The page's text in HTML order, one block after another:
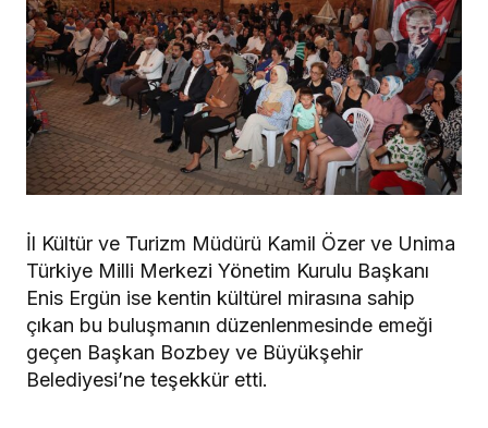
İl Kültür ve Turizm Müdürü Kamil Özer ve Unima
Türkiye Milli Merkezi Yönetim Kurulu Başkanı
Enis Ergün ise kentin kültürel mirasına sahip
çıkan bu buluşmanın düzenlenmesinde emeği
geçen Başkan Bozbey ve Büyükşehir
Belediyesi’ne teşekkür etti.